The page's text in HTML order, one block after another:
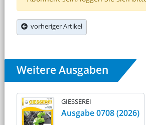
vorheriger Artikel
Weitere Ausgaben
GIESSEREI
Ausgabe 0708 (2026)